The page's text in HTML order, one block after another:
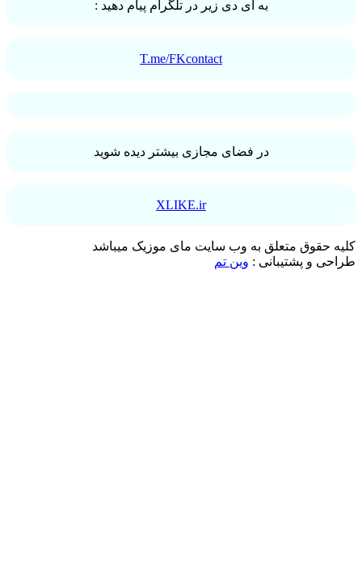
به ای دی زیر در تلگرام پیام دهید :
T.me/FKcontact
در فضای مجازی بیشتر دیده شوید
XLIKE.ir
حقوق متعلق به وب سایت مای موزیک میباشد
و پشتیبانی :وین تم